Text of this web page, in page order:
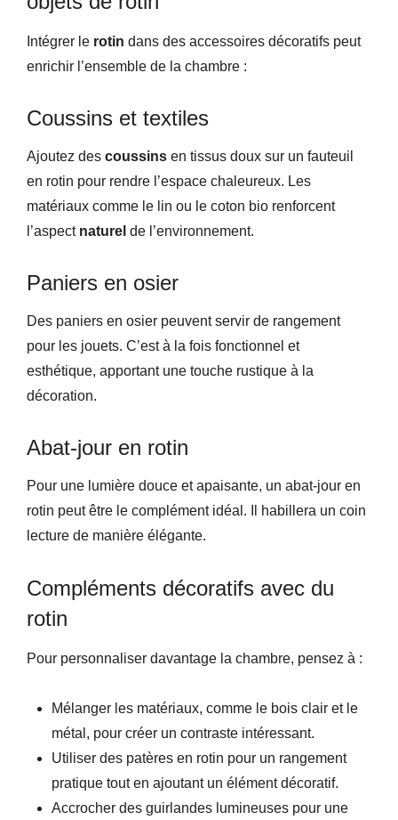
Intégrer le rotin dans des accessoires décoratifs peut
enrichir l’ensemble de la chambre :
Coussins et textiles
Ajoutez des coussins en tissus doux sur un fauteuil
en rotin pour rendre l’espace chaleureux. Les
matériaux comme le lin ou le coton bio renforcent
l’aspect naturel de l’environnement.
Paniers en osier
Des paniers en osier peuvent servir de rangement
pour les jouets. C’est à la fois fonctionnel et
esthétique, apportant une touche rustique à la
décoration.
Abat-jour en rotin
Pour une lumière douce et apaisante, un abat-jour en
rotin peut être le complément idéal. Il habillera un coin
lecture de manière élégante.
Compléments décoratifs avec du
rotin
Pour personnaliser davantage la chambre, pensez à :
Mélanger les matériaux, comme le bois clair et le
métal, pour créer un contraste intéressant.
Utiliser des patères en rotin pour un rangement
pratique tout en ajoutant un élément décoratif.
Accrocher des guirlandes lumineuses pour une